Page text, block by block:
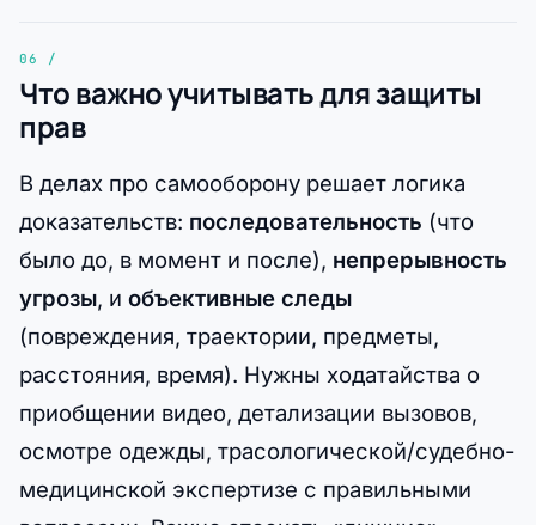
Что важно учитывать для защиты
прав
В делах про самооборону решает логика
доказательств: последовательность (что
было до, в момент и после), непрерывность
угрозы, и объективные следы
(повреждения, траектории, предметы,
расстояния, время). Нужны ходатайства о
приобщении видео, детализации вызовов,
осмотре одежды, трасологической/судебно-
медицинской экспертизе с правильными